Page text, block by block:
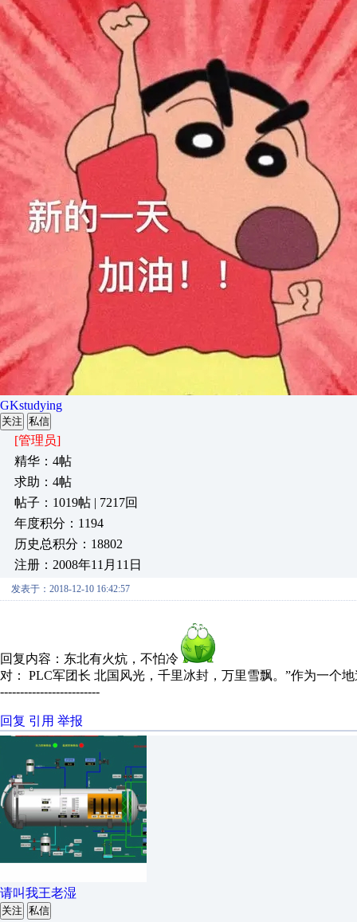
GKstudying
关注 私信
[管理员]
精华：4帖
求助：4帖
帖子：1019帖 | 7217回
年度积分：1194
历史总积分：18802
注册：2008年11月11日
发表于：2018-12-10 16:42:57
回复内容：东北有火炕，不怕冷
对： PLC军团长 北国风光，千里冰封，万里雪飘。”作为一个
-------------------------
回复 引用 举报
请叫我王老湿
关注 私信